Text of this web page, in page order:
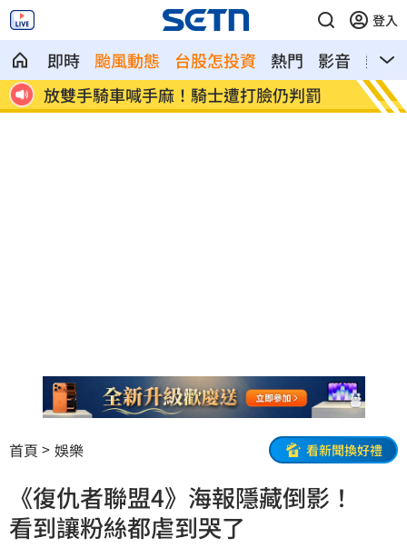
登入
即時 颱風動態 台股怎投資 熱門 影音
熱搜
辛
放雙手騎車喊手麻！騎士遭打臉仍判罰
夢幻
神曲
首頁 娛樂 看新聞換好禮
《復仇者聯盟4》海報隱藏倒影！
看到讓粉絲都虐到哭了